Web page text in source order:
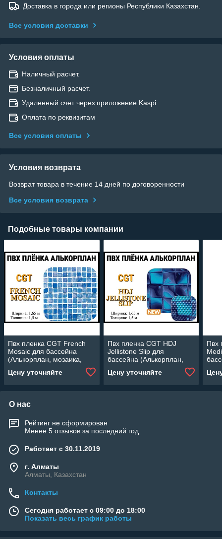
Доставка в города или регионы Республики Казахстан.
Все условия доставки
Условия оплаты
Наличный расчет.
Безналичный расчет.
Удаленный счет через приложение Kaspi
Оплата по реквизитам
Все условия оплаты
Условия возврата
Возврат товара в течение 14 дней по договоренности
Все условия возврата
Подобные товары компании
Пвх пленка CGT French
Mosaic для бассейна
(Алькорплан, мозаика,
Цену уточняйте
Пвх пленка CGT HDJ
Jellistone Slip для
бассейна (Алькорплан,
противоскользящая,
Цену уточняйте
Пвх
О нас
Рейтинг не сформирован
Менее 5 отзывов за последний год
Работает с 30.11.2019
г. Алматы
Алматы, Казахстан
Контакты
Сегодня работает с 09:00 до 18:00
Показать весь график работы